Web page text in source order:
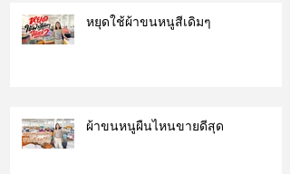
หยุดใช้ผ้าขนหนูสีเดิมๆ
ผ้าขนหนูผืนไหนขายดีสุด